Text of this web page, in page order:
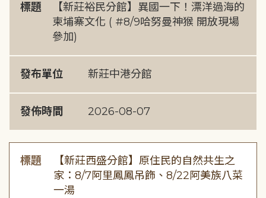
標題
【新莊裕民分館】異國一下！漂洋過海的
柬埔寨文化 ( #8/9哈努曼神猴 開放現場
參加)
發布單位 新莊中港分館
發佈時間 2026-08-07
標題
【新莊西盛分館】原住民的自然共生之
家：8/7阿里鳳鳳吊飾、8/22阿美族八菜
一湯